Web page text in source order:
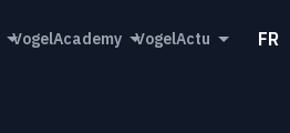
VogelAcademy VogelActu FR